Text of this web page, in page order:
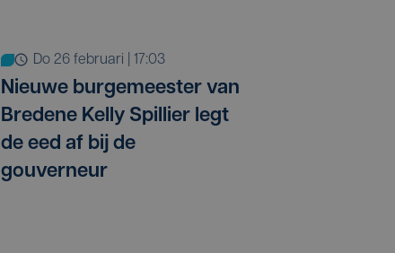
do 26 februari | 17:03
Nieuwe burgemeester van
Bredene Kelly Spillier legt
de eed af bij de
gouverneur